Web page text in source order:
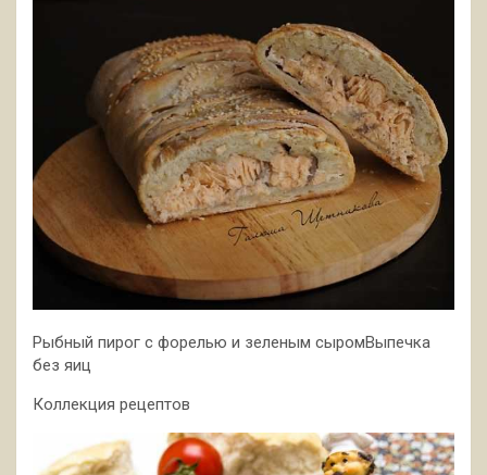
Рыбный пирог с форелью и зеленым сыромВыпечка
без яиц
Коллекция рецептов